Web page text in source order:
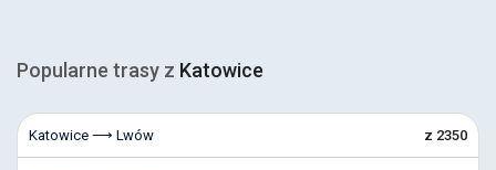
Popularne trasy z Katowice
Katowice ⟶ Lwów z 2350